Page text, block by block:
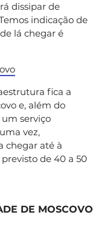
dissipar de
indicação de
lá chegar é
fica a
e, além do
serviço
vez,
chegar até à
de 40 a 50
DE MOSCOVO